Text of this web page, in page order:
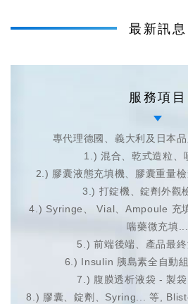
最新訊息
服務項目
專代理德國、義大利及日本
1.) 混合、乾式造粒、
2.) 膠囊液態充填機、膠囊重量
3.) 打錠機、錠劑外觀
4.) Syringe、 Vial、Ampoule 充
喘藥微充填...
5.) 前端後端、產品最
6.) Insulin 胰島素全自動
7.) 腹膜透析液袋 - 製
8.) 膠囊、錠劑、Syring... 等,